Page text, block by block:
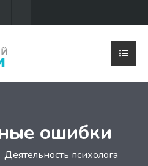
ошибки
Деятельность психолога